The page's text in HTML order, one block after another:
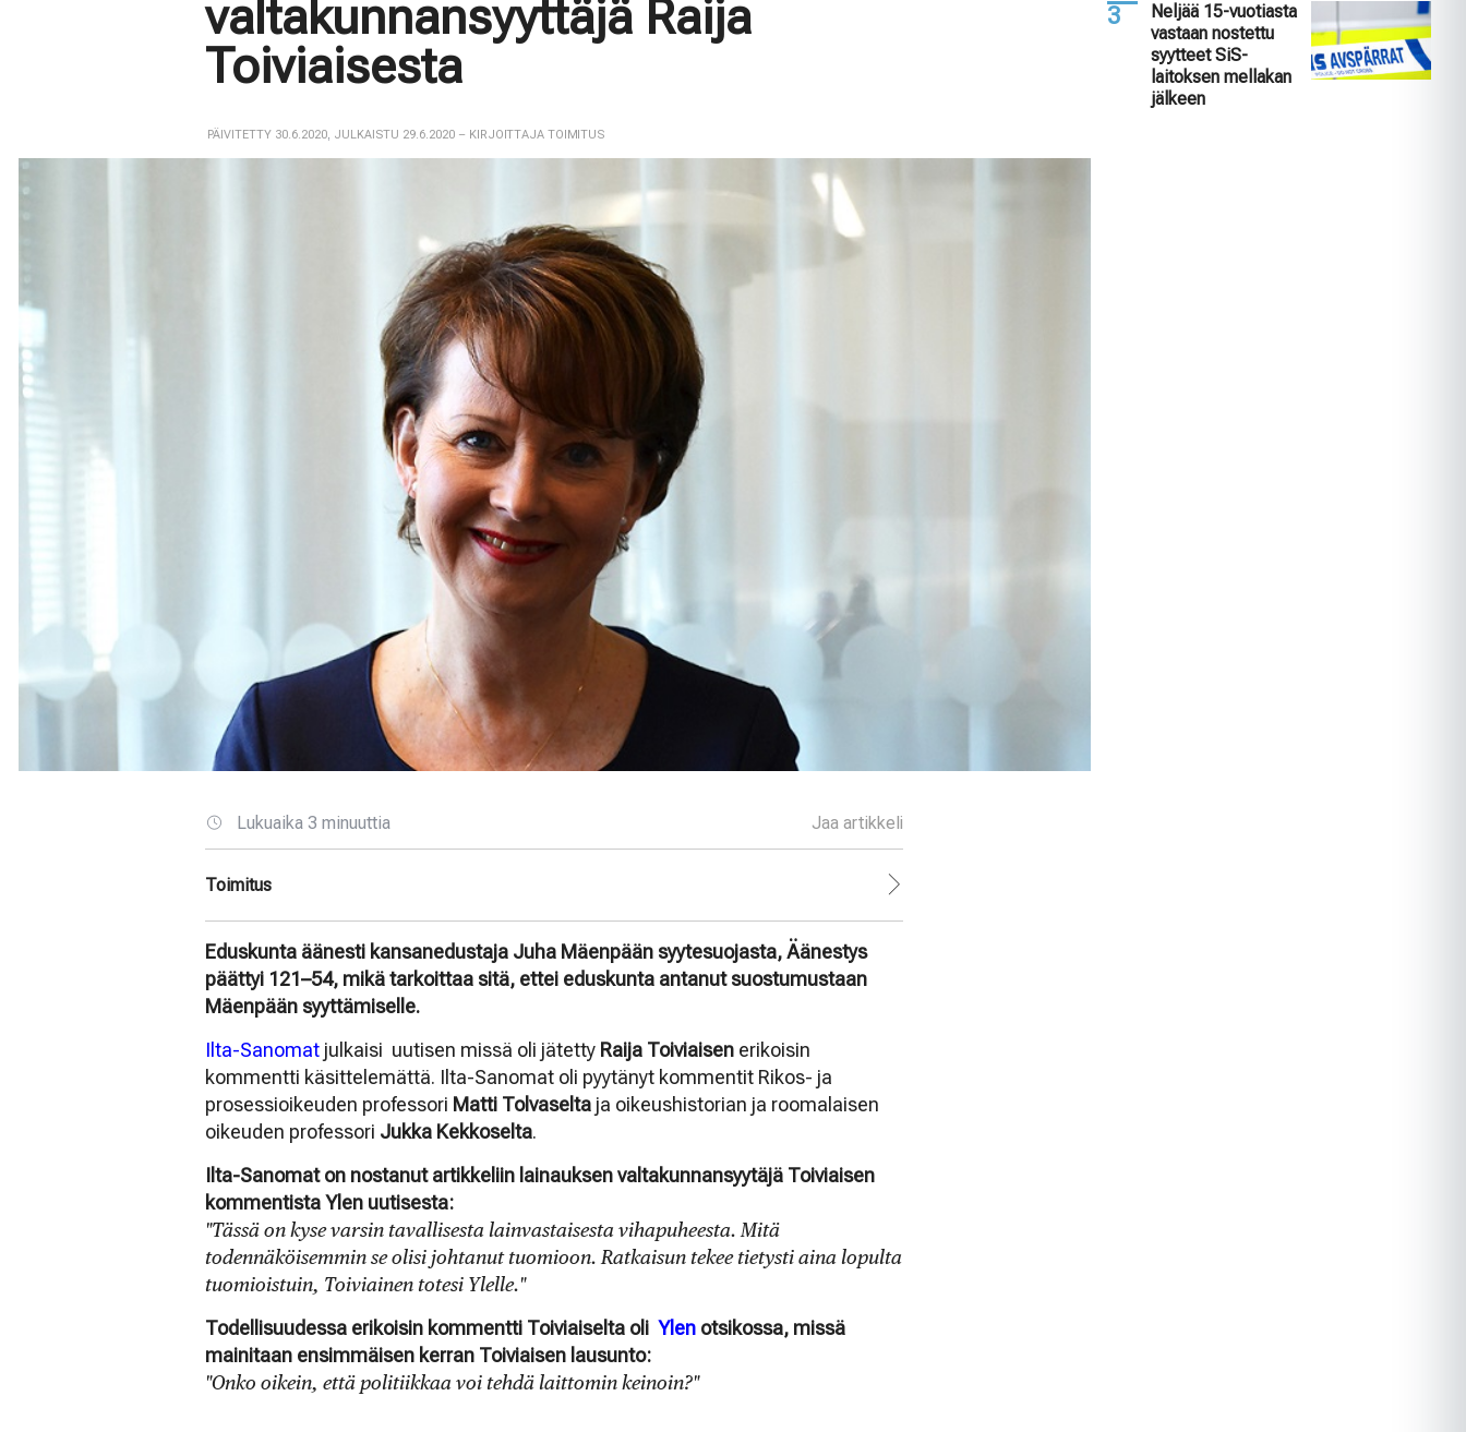
valtakunnansyyttäjä Raija
Toiviaisesta
PÄIVITETTY 30.6.2020 JULKAISTU 29.6.2020 – KIRJOITTAJA TOIMITUS
Lukuaika 3 minuuttia Jaa artikkeli
Toimitus
Eduskunta äänesti kansanedustaja Juha Mäenpään syytesuojasta, Äänestys
päättyi 121–54, mikä tarkoittaa sitä, ettei eduskunta antanut suostumustaan
Mäenpään syyttämiselle.
Ilta-Sanomat julkaisi uutisen missä oli jätetty Raija Toiviaisen erikoisin
kommentti käsittelemättä. Ilta-Sanomat oli pyytänyt kommentit Rikos- ja
prosessioikeuden professori Matti Tolvaselta ja oikeushistorian ja roomalaisen
oikeuden professori Jukka Kekkoselta.
Ilta-Sanomat on nostanut artikkeliin lainauksen valtakunnansyytäjä Toiviaisen
kommentista Ylen uutisesta:
"Tässä on kyse varsin tavallisesta lainvastaisesta vihapuheesta. Mitä
todennäköisemmin se olisi johtanut tuomioon. Ratkaisun tekee tietysti aina lopulta
tuomioistuin, Toiviainen totesi Ylelle."
Todellisuudessa erikoisin kommentti Toiviaiselta oliYlen otsikossa, missä
mainitaan ensimmäisen kerran Toiviaisen lausunto:
"Onko oikein, että politiikkaa voi tehdä laittomin keinoin?"
Neljää 15-vuotiasta
vastaan nostettu
syytteet SiS-
laitoksen mellakan
jälkeen